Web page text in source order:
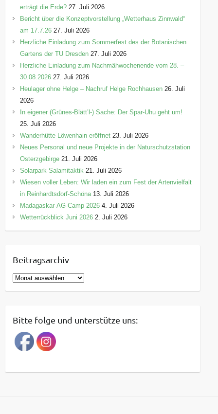
erträgt die Erde? 27. Juli 2026
Bericht über die Konzeptvorstellung „Wetterhaus Zinnwald“
am 17.7.26 27. Juli 2026
Herzliche Einladung zum Sommerfest des der Botanischen
Gartens der TU Dresden 27. Juli 2026
Herzliche Einladung zum Nachmähwochenende vom 28. –
30.08.2026 27. Juli 2026
Heulager ohne Helge – Nachruf Helge Rochhausen 26. Juli
2026
In eigener (Grünes-Blätt’l-) Sache: Der Spar-Uhu geht um!
25. Juli 2026
Wanderhütte Löwenhain eröffnet 23. Juli 2026
Neues Personal und neue Projekte in der Naturschutzstation
Osterzgebirge 21. Juli 2026
Solarpark-Salamitaktik 21. Juli 2026
Wiesen voller Leben: Wir laden ein zum Fest der Artenvielfalt
in Reinhardtsdorf-Schöna 13. Juli 2026
Madagaskar-AG-Camp 2026 4. Juli 2026
Wetterrückblick Juni 2026 2. Juli 2026
Beitragsarchiv
B
e
r
a
g
a
Bitte folge und unterstütze uns: